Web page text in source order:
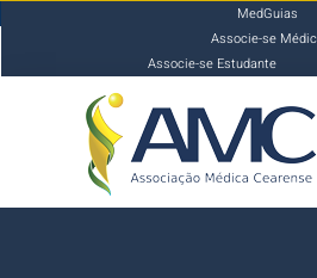
MedGuias
Associe-se
Associe-se Estudante